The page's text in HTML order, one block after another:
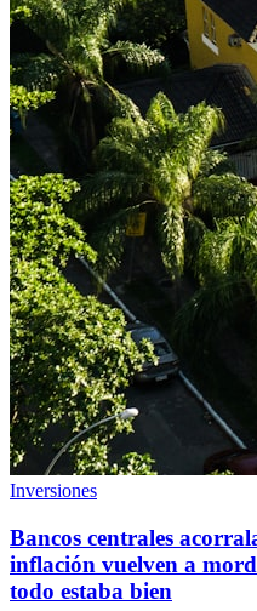
Inversiones
Bancos centrales
inflación vuelven a
todo estaba bien